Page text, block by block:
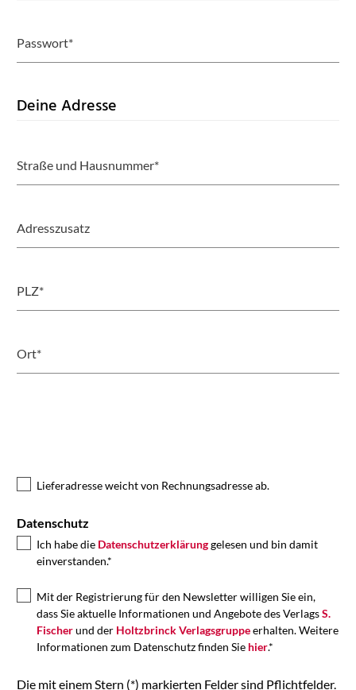
Passwort*
Deine Adresse
Straße und Hausnummer*
Adresszusatz
PLZ*
Ort*
Lieferadresse weicht von Rechnungsadresse ab.
Datenschutz
Ich habe die Datenschutzerklärunggelesen und bin damit
einverstanden.*
Mit der Registrierung für den Newsletter willigen Sie ein,
dass Sie aktuelle Informationen und Angebote des VerlagsS.
Fischerund der Holtzbrinck Verlagsgruppeerhalten. Weitere
Informationen zum Datenschutz finden Sie hier.*
Die mit einem Stern (*) markierten Felder sind Pflichtfelder.